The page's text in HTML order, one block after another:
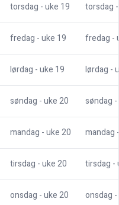
torsdag - uke 19 torsdag
fredag - uke 19 fredag -
lørdag - uke 19 lørdag -
søndag - uke20 søndag
mandag - uke20 mandag
tirsdag - uke20 tirsdag -
onsdag - uke20 onsdag